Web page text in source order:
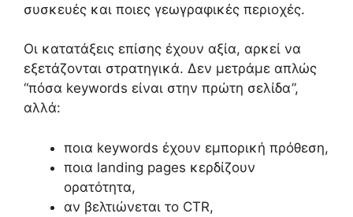
συσκευές και ποιες γεωγραφικές περιοχές.
Οι κατατάξεις επίσης έχουν αξία, αρκεί να
εξετάζονται στρατηγικά. Δεν μετράμε απλώς
“πόσα keywords είναι στην πρώτη σελίδα”,
αλλά:
ποια keywords έχουν εμπορική πρόθεση,
ποια landing pages κερδίζουν
ορατότητα,
αν βελτιώνεται το CTR,